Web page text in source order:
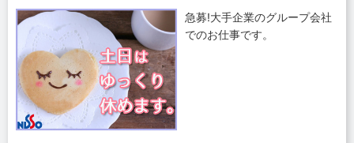
急募!大手企業のグループ会社
でのお仕事です。